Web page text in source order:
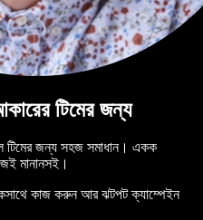
টিমের জন্য
জন্য সহজ সমাধান। একক
মানানসই।
কাজ করুন আর ঝটপট ক্যাম্পেইন